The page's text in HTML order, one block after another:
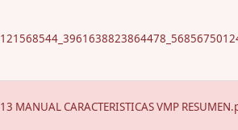
13 MANUAL CARACTERISTICAS VMP